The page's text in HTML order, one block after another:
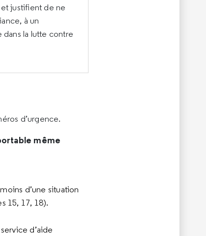
justifient de ne
à un
dans la lutte contre
d’urgence.
même
d’une situation
15, 17, 18).
d’aide